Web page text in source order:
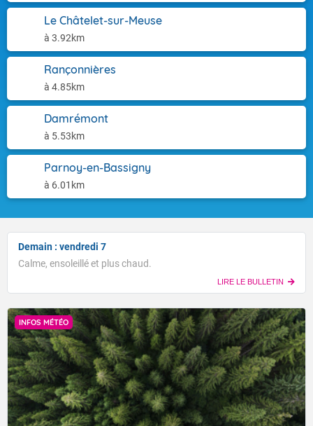
Le Châtelet-sur-Meuse
à 3.92km
Rançonnières
à 4.85km
Damrémont
à 5.53km
Parnoy-en-Bassigny
à 6.01km
Demain : vendredi 7
Calme, ensoleillé et plus chaud.
LIRE LE BULLETIN
INFOS MÉTÉO